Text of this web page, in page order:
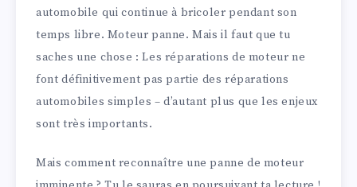
automobile qui continue à bricoler pendant son
temps libre. Moteur panne. Mais il faut que tu
saches une chose : Les réparations de moteur ne
font définitivement pas partie des réparations
automobiles simples – d’autant plus que les enjeux
sont très importants.
Mais comment reconnaître une panne de moteur